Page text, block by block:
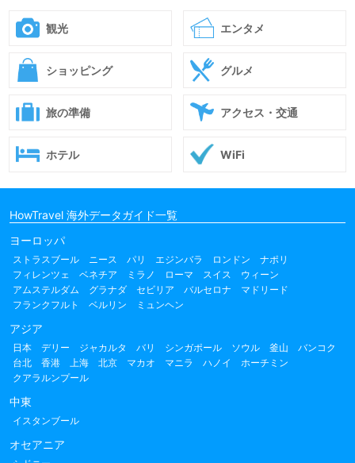
観光 エンタメ
ショッピング グルメ
旅の準備 アクセス・交通
ホテル WiFi
HowTravel 海外データガイド一覧
ヨーロッパ
ストラスブール ニース パリ エジンバラ ロンドン
ナポリ
フィレンツェ
ベネチア ミラノ ローマ スイス
ウィーン
アムステルダム
グラナダ セビリア バルセロナ
マドリード
フランクフルト
ベルリン ミュンヘン
アジア
日本 デリー ジャカルタ バリ シンガポール ソウル 釜山
バンコク
台北
香港 上海 北京 マカオ マニラ ハノイ
ホーチミン
クアラルンプール
中東
イスタンブール
オセアニア